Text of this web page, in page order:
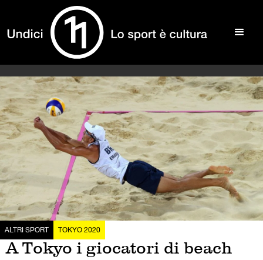
ALTRI SPORT TOKYO 2020
A Tokyo i giocatori di beach